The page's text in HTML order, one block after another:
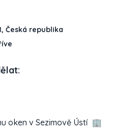
Česká republika
oken v Sezimově Ústí 🏢